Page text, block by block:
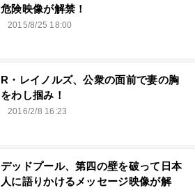
危険映像が解禁！
2015/8/25 18:00
R・レイノルズ、公衆の面前で妻の胸
をわし掴み！
2016/2/8 16:23
デッドプール、第四の壁を破って日本
人に語りかけるメッセージ映像が解